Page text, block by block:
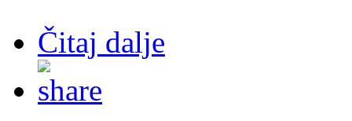
Čitaj dalje